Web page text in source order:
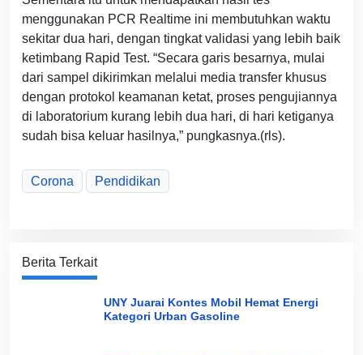
menggunakan PCR Realtime ini membutuhkan waktu
sekitar dua hari, dengan tingkat validasi yang lebih baik
ketimbang Rapid Test. “Secara garis besarnya, mulai
dari sampel dikirimkan melalui media transfer khusus
dengan protokol keamanan ketat, proses pengujiannya
di laboratorium kurang lebih dua hari, di hari ketiganya
sudah bisa keluar hasilnya,” pungkasnya.(rls).
Corona Pendidikan
Berita Terkait
UNY Juarai Kontes Mobil Hemat Energi
Kategori Urban Gasoline